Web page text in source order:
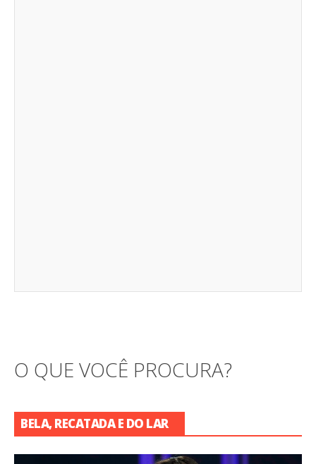
O QUE VOCÊ PROCURA?
BELA, RECATADA E DO LAR